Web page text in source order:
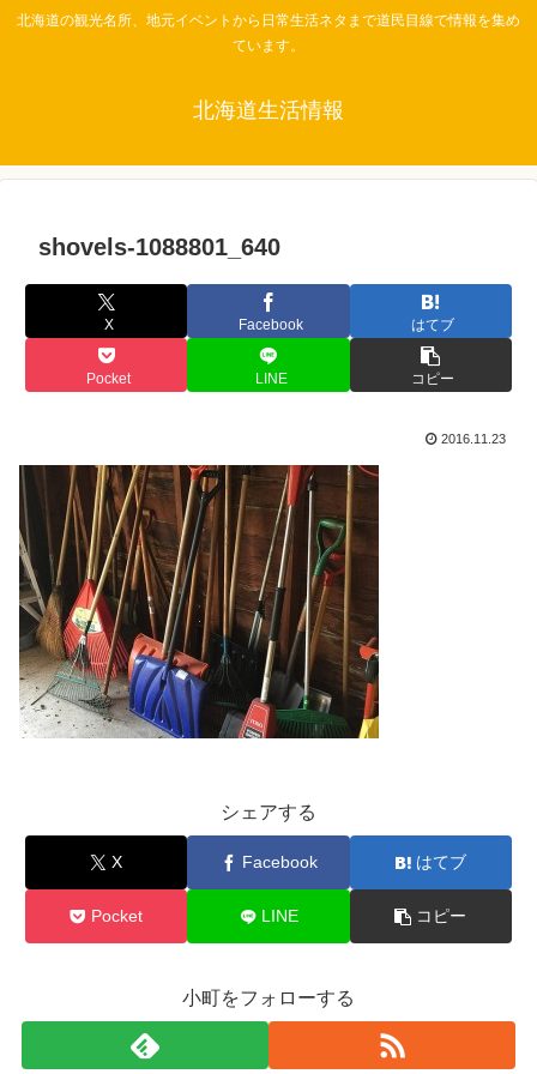
北海道の観光名所、地元イベントから日常生活ネタまで道民目線で情報を集め
ています。
北海道生活情報
shovels-1088801_640
X Facebook はてブ
Pocket LINE コピー
2016.11.23
シェアする
X Facebook はてブ
Pocket LINE コピー
小町をフォローする